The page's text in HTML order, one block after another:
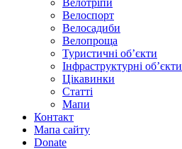
Велотріпи
Велоспорт
Велосадиби
Велопроща
Туристичні об’єкти
Інфраструктурні об’єкти
Цікавинки
Статті
Мапи
Контакт
Мапа сайту
Donate